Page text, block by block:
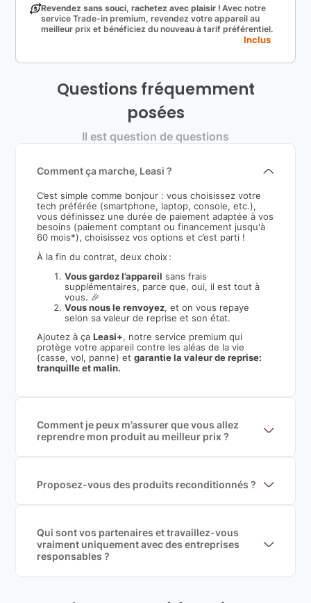
Revendez sans souci, rachetez avec plaisir ! Avec notre
service Trade-in premium, revendez votre appareil au
meilleur prix et bénéficiez du nouveau à tarif préférentiel.
Inclus
Questions fréquemment
posées
Il est question de questions
Comment ça marche, Leasi ?
C’est simple comme bonjour : vous choisissez votre
tech préférée (smartphone, laptop, console, etc.),
vous définissez une durée de paiement adaptée à vos
besoins (paiement comptant ou financement jusqu'à
60 mois*), choisissez vos options et c’est parti !
À la fin du contrat, deux choix :
Vous gardez l’appareil sans frais
supplémentaires, parce que, oui, il est tout à
vous. 🎉
Vous nous le renvoyez, et on vous repaye
selon sa valeur de reprise et son état.
Ajoutez à ça Leasi+, notre service premium qui
protège votre appareil contre les aléas de la vie
(casse, vol, panne) etgarantie la valeur de reprise:
tranquille et malin.
Comment je peux m’assurer que vous allez
reprendre mon produit au meilleur prix ?
garantir le meilleur prix de rachat. De plus, nous
sommes rémunéré à la commission sur la valeur de
Proposez-vous des produits reconditionnés ?
produits officiels de grandes marques et du
reconditionné de haute qualité
Qui sont vos partenaires et travaillez-vous
vraiment uniquement avec des entreprises
responsables ?